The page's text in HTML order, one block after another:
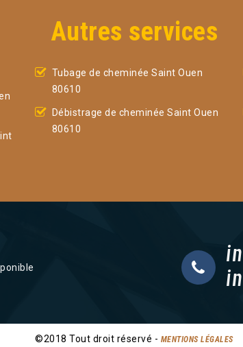
Autres services
Tubage de cheminée Saint Ouen
80610
Débistrage de cheminée Saint Ouen
80610
©2018 Tout droit réservé - MENTIONS LÉGALES